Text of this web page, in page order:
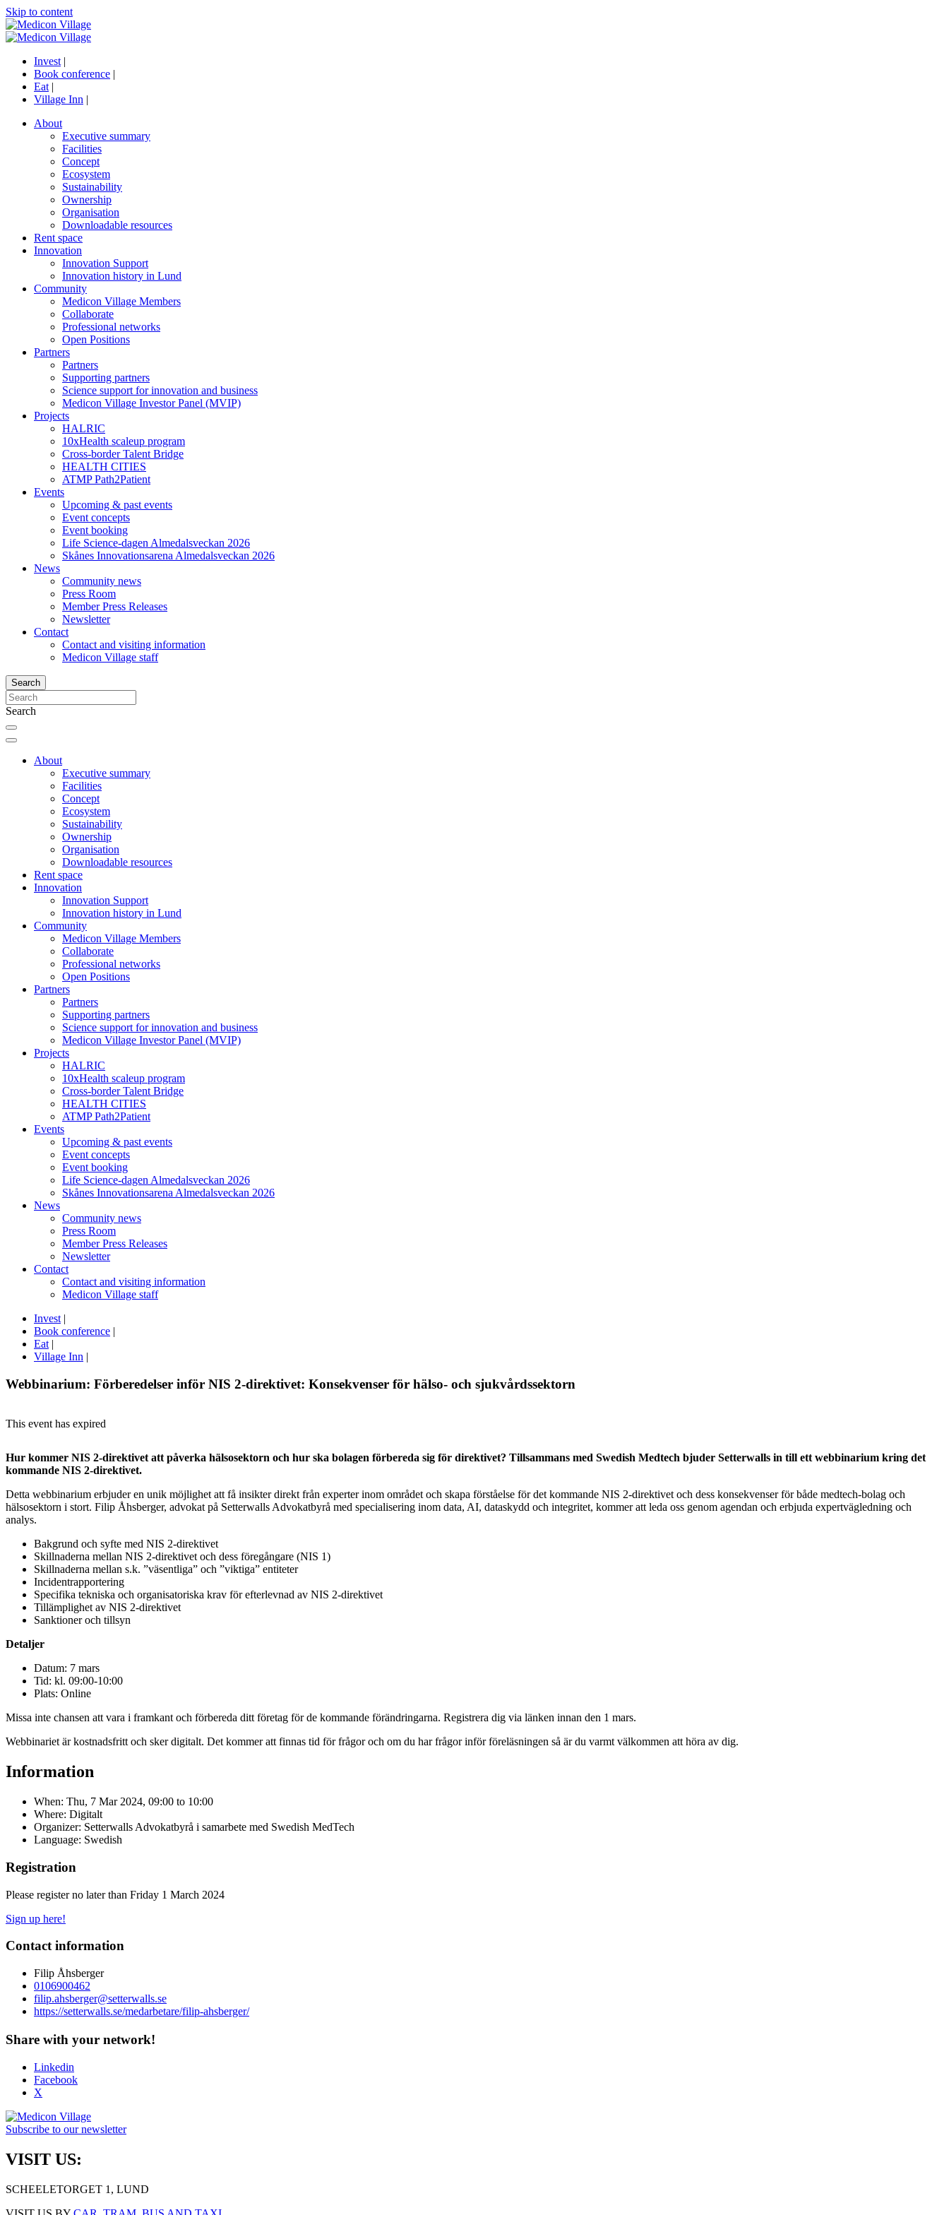
Skip to content
Invest |
Book conference |
Eat |
Village Inn |
About
Executive summary
Facilities
Concept
Ecosystem
Sustainability
Ownership
Organisation
Downloadable resources
Rent space
Innovation
Innovation Support
Innovation history in Lund
Community
Medicon Village Members
Collaborate
Professional networks
Open Positions
Partners
Partners
Supporting partners
Science support for innovation and business
Medicon Village Investor Panel (MVIP)
Projects
HALRIC
10xHealth scaleup program
Cross-border Talent Bridge
HEALTH CITIES
ATMP Path2Patient
Events
Upcoming & past events
Event concepts
Event booking
Life Science-dagen Almedalsveckan 2026
Skånes Innovationsarena Almedalsveckan 2026
News
Community news
Press Room
Member Press Releases
Newsletter
Contact
Contact and visiting information
Medicon Village staff
Search
Search
About
Executive summary
Facilities
Concept
Ecosystem
Sustainability
Ownership
Organisation
Downloadable resources
Rent space
Innovation
Innovation Support
Innovation history in Lund
Community
Medicon Village Members
Collaborate
Professional networks
Open Positions
Partners
Partners
Supporting partners
Science support for innovation and business
Medicon Village Investor Panel (MVIP)
Projects
HALRIC
10xHealth scaleup program
Cross-border Talent Bridge
HEALTH CITIES
ATMP Path2Patient
Events
Upcoming & past events
Event concepts
Event booking
Life Science-dagen Almedalsveckan 2026
Skånes Innovationsarena Almedalsveckan 2026
News
Community news
Press Room
Member Press Releases
Newsletter
Contact
Contact and visiting information
Medicon Village staff
Invest |
Book conference |
Eat |
Village Inn |
Webbinarium: Förberedelser inför NIS 2-direktivet: Konsekvenser för hälso- och sjukvårdssektorn
This event has expired
Hur kommer NIS 2-direktivet att påverka hälsosektorn och hur ska bolagen förbereda sig för direktivet? Tillsammans med Swedish Medtech bjuder Setterwalls in till ett webbinarium kring det
kommande NIS 2-direktivet.
Detta webbinarium erbjuder en unik möjlighet att få insikter direkt från experter inom området och skapa förståelse för det kommande NIS 2-direktivet och dess konsekvenser för både medtech-bolag och
hälsosektorn i stort. Filip Åhsberger, advokat på Setterwalls Advokatbyrå med specialisering inom data, AI, dataskydd och integritet, kommer att leda oss genom agendan och erbjuda expertvägledning och
analys.
Bakgrund och syfte med NIS 2-direktivet
Skillnaderna mellan NIS 2-direktivet och dess föregångare (NIS 1)
Skillnaderna mellan s.k. ”väsentliga” och ”viktiga” entiteter
Incidentrapportering
Specifika tekniska och organisatoriska krav för efterlevnad av NIS 2-direktivet
Tillämplighet av NIS 2-direktivet
Sanktioner och tillsyn
Detaljer
Datum: 7 mars
Tid: kl. 09:00-10:00
Plats: Online
Missa inte chansen att vara i framkant och förbereda ditt företag för de kommande förändringarna. Registrera dig via länken innan den 1 mars.
Webbinariet är kostnadsfritt och sker digitalt. Det kommer att finnas tid för frågor och om du har frågor inför föreläsningen så är du varmt välkommen att höra av dig.
Information
When: Thu, 7 Mar 2024, 09:00 to 10:00
Where: Digitalt
Organizer: Setterwalls Advokatbyrå i samarbete med Swedish MedTech
Language: Swedish
Registration
Please register no later than Friday 1 March 2024
Sign up here!
Contact information
Filip Åhsberger
0106900462
filip.ahsberger@setterwalls.se
https://setterwalls.se/medarbetare/filip-ahsberger/
Share with your network!
Linkedin
Facebook
X
Subscribe to our newsletter
VISIT US:
SCHEELETORGET 1, LUND